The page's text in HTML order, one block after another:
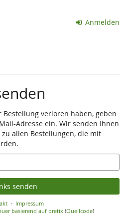
Anmelden
Bestellung verloren haben, geben
Adresse ein. Wir senden Ihnen
allen Bestellungen, die mit
senden
Impressum
basierend auf pretix (Quellcode)